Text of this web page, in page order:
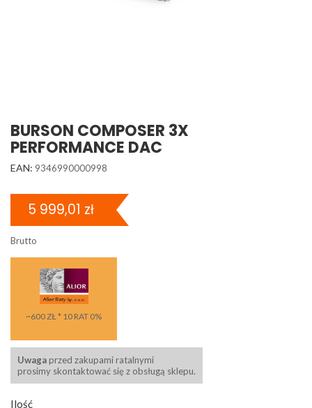
BURSON COMPOSER 3X
PERFORMANCE DAC
EAN: 9346990000998
5 999,01 zł
Brutto
~600 ZŁ * 10 RAT 0%
Uwaga przed zakupami ratalnymi
prosimy skontaktować się z obsługą sklepu.
Ilość